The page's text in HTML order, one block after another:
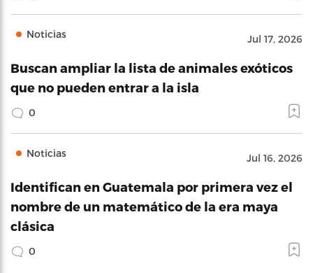
Noticias Jul 17, 2026
Buscan ampliar la lista de animales exóticos
que no pueden entrar a la isla
0
Noticias Jul 16, 2026
Identifican en Guatemala por primera vez el
nombre de un matemático de la era maya
clásica
0